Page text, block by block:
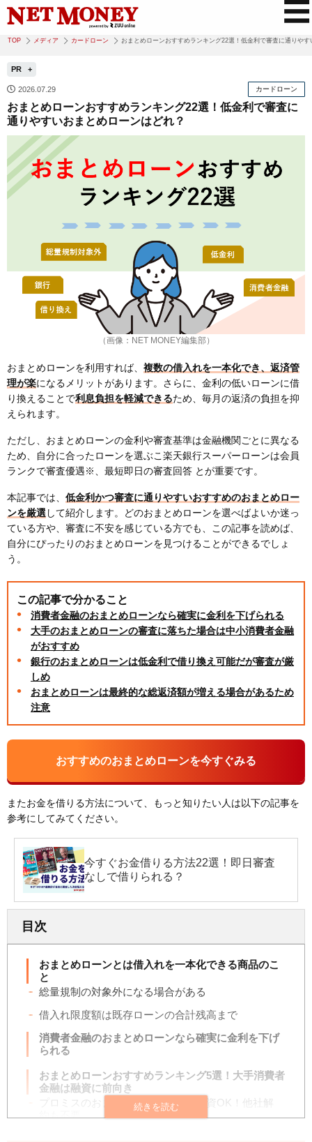
TOP メディア カードローン おまとめローンおすすめランキング22選！低金利で審査に通りや
PR
2026.07.29 カードローン
おまとめローンおすすめランキング22選！低金利で審査に
通りやすいおまとめローンはどれ？
（画像：NET MONEY編集部）
おまとめローンを利用すれば、 複数の借入れを一本化でき、返済管
理が楽になるメリットがあります。さらに、金利の低いローンに借
り換えることで利息負担を軽減できるため、毎月の返済の負担を抑
えられます。
ただし、おまとめローンの金利や審査基準は金融機関ごとに異なる
ため、自分に合ったローンを選ぶこ楽天銀行スーパーローンは会員
ランクで審査優遇※、最短即日の審査回答 とが重要です。
本記事では、 低金利かつ審査に通りやすいおすすめのおまとめロー
ンを厳選 して紹介します。どのおまとめローンを選べばよいか迷っ
ている方や、審査に不安を感じている方でも、この記事を読めば、
自分にぴったりのおまとめローンを見つけることができるでしょ
う。
この記事で分かること
消費者金融のおまとめローンなら確実に金利を下げられる
大手のおまとめローンの審査に落ちた場合は中小消費者金融
がおすすめ
銀行のおまとめローンは低金利で借り換え可能だが審査が厳
しめ
おまとめローンは最終的な総返済額が増える場合があるため
注意
おすすめのおまとめローンを今すぐみる
またお金を借りる方法について、もっと知りたい人は以下の記事を
参考にしてみてください。
今すぐお金借りる方法22選！即日審査
なしで借りられる？
目次
おまとめローンとは借入れを一本化できる商品のこ
と
総量規制の対象外になる場合がある
借入れ限度額は既存ローンの合計残高まで
消費者金融のおまとめローンなら確実に金利を下げ
られる
おまとめローンおすすめランキング5選！大手消費者
金融は融資に前向き
プロミスのおまとめローンは即日融資OK！他社解
約も不要